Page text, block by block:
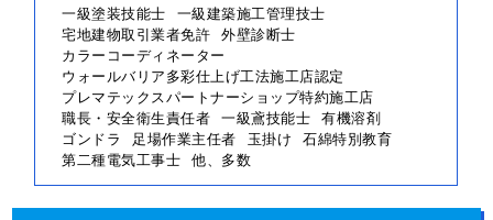
一級塗装技能士 一級建築施工管理技士
宅地建物取引業者免許 外壁診断士
カラーコーディネーター
ウォールバリア多彩仕上げ工法施工店認定
プレマテックスパートナーショップ特約施工店
職長・安全衛生責任者 一級鳶技能士 有機溶剤
ゴンドラ
足場作業主任者 玉掛け 石綿特別教育
第二種電気工事士 他、多数